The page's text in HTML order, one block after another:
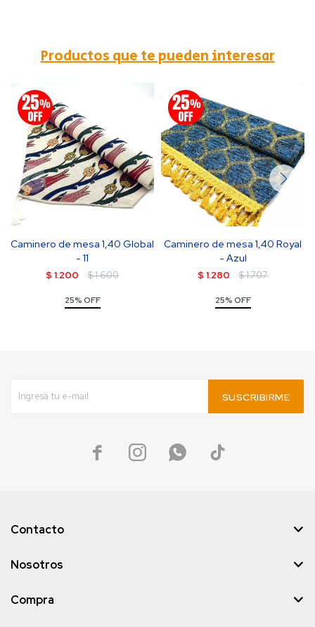
Productos que te pueden interesar
Caminero de mesa 1,40 Global
- 11
$ 1.200 $1.600
25% OFF
Caminero de mesa 1,40 Royal
- Azul
$ 1.280 $1.707
25% OFF
SUSCRIBIRME
   
Contacto
Nosotros
Compra